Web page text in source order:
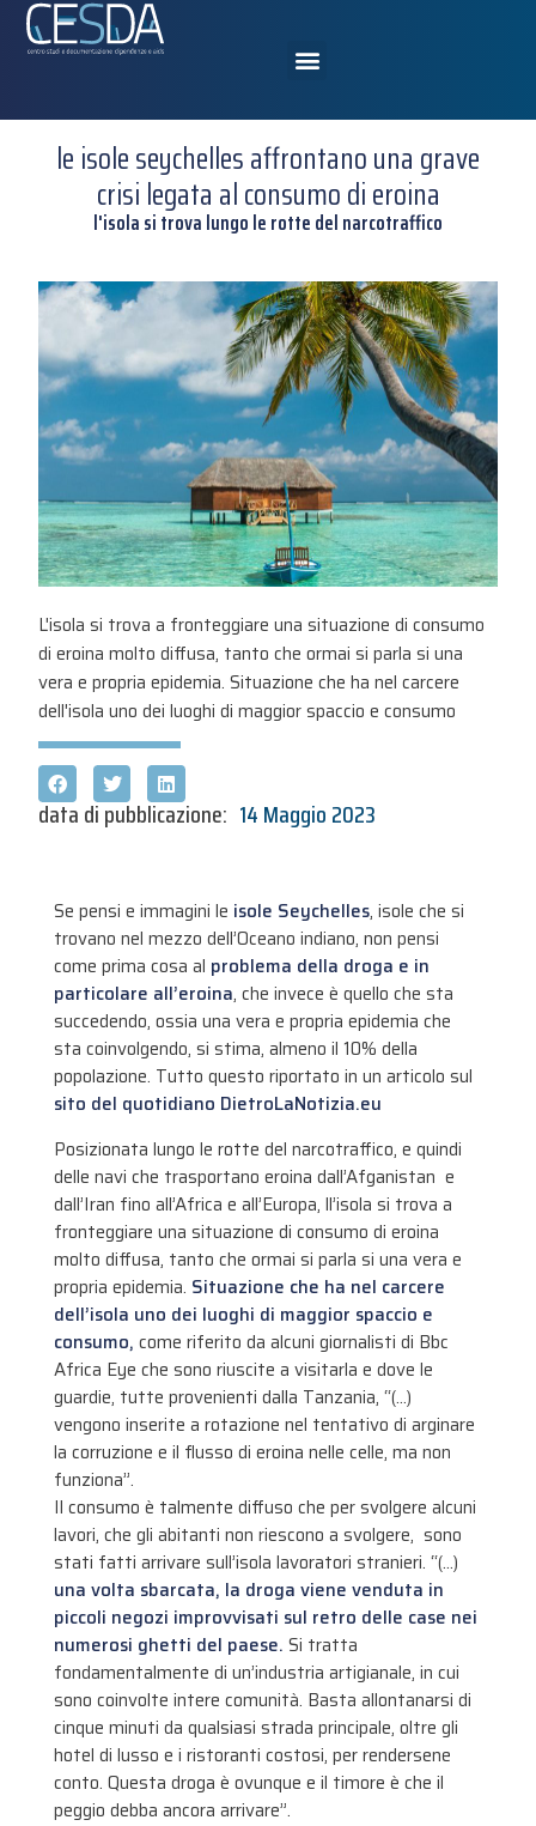
le isole seychelles affrontano una grave
crisi legata al consumo di eroina
l'isola si trova lungo le rotte del narcotraffico
L'isola si trova a fronteggiare una situazione di consumo
di eroina molto diffusa, tanto che ormai si parla si una
vera e propria epidemia. Situazione che ha nel carcere
dell'isola uno dei luoghi di maggior spaccio e consumo
data di pubblicazione: 14 Maggio 2023
Se pensi e immagini le isole Seychelles, isole che si
trovano nel mezzo dell’Oceano indiano, non pensi
come prima cosa al problema della droga e in
particolare all’eroina, che invece è quello che sta
succedendo, ossia una vera e propria epidemia che
sta coinvolgendo, si stima, almeno il 10% della
popolazione. Tutto questo riportato in un articolo sul
sito del quotidiano DietroLaNotizia.eu
Posizionata lungo le rotte del narcotraffico, e quindi
delle navi che trasportano eroina dall’Afganistan e
dall’Iran fino all’Africa e all’Europa, ll’isola si trova a
fronteggiare una situazione di consumo di eroina
molto diffusa, tanto che ormai si parla si una vera e
propria epidemia. Situazione che ha nel carcere
dell’isola uno dei luoghi di maggior spaccio e
consumo, come riferito da alcuni giornalisti di Bbc
Africa Eye che sono riuscite a visitarla e dove le
guardie, tutte provenienti dalla Tanzania, “(…)
vengono inserite a rotazione nel tentativo di arginare
la corruzione e il flusso di eroina nelle celle, ma non
funziona”.
Il consumo è talmente diffuso che per svolgere alcuni
lavori, che gli abitanti non riescono a svolgere, sono
stati fatti arrivare sull’isola lavoratori stranieri. “(…)
una volta sbarcata, la droga viene venduta in
piccoli negozi improvvisati sul retro delle case nei
numerosi ghetti del paese. Si tratta
fondamentalmente di un’industria artigianale, in cui
sono coinvolte intere comunità. Basta allontanarsi di
cinque minuti da qualsiasi strada principale, oltre gli
hotel di lusso e i ristoranti costosi, per rendersene
conto. Questa droga è ovunque e il timore è che il
peggio debba ancora arrivare”.